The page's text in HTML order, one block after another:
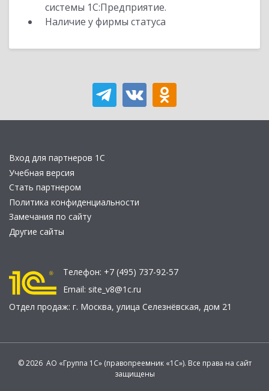
системы 1С:Предприятие.
Наличие у фирмы статуса
Вход для партнеров 1С
Учебная версия
Стать партнером
Политика конфиденциальности
Замечания по сайту
Другие сайты
Телефон: +7 (495) 737-92-57
Email: site_v8@1c.ru
Отдел продаж: г. Москва, улица Селезнёвская, дом 21
© 2026 АО «Группа 1С» (правопреемник «1С»). Все права на сайт
защищены